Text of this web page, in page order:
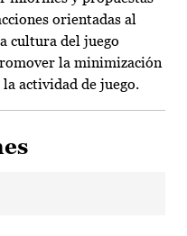
orientadas al
cultura del juego
la minimización
actividad de juego.